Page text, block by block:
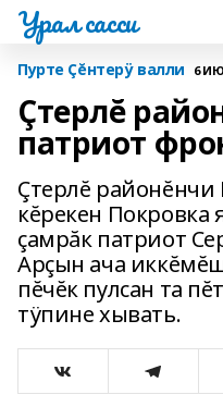
Урал сасси
Пурте Çĕнтерÿ валли 6
Çтерлĕ
патриот
Çтерлĕ районĕнчи
кĕрекен Покровка
çамрăк патриот
Арçын ача
пĕчĕк пулсан та
тÿпине хывать.